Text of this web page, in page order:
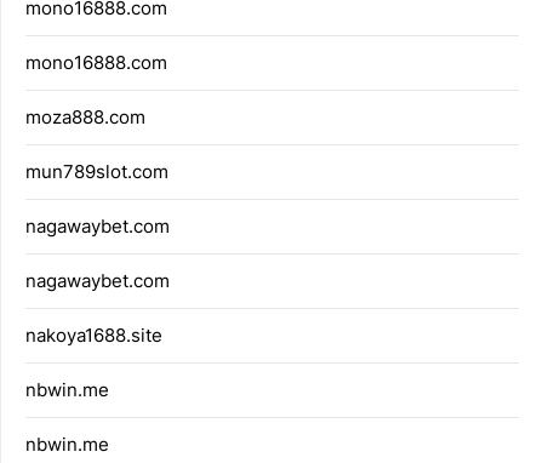
mono16888.com
mono16888.com
moza888.com
mun789slot.com
nagawaybet.com
nagawaybet.com
nakoya1688.site
nbwin.me
nbwin.me